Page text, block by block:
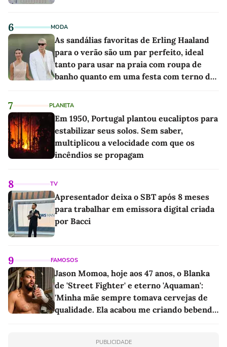
6 MODA
As sandálias favoritas de Erling Haaland
para o verão são um par perfeito, ideal
tanto para usar na praia com roupa de
banho quanto em uma festa com terno de
7 PLANETA
Em 1950, Portugal plantou eucaliptos para
estabilizar seus solos. Sem saber,
multiplicou a velocidade com que os
incêndios se propagam
8 TV
Apresentador deixa o SBT após 8 meses
para trabalhar em emissora digital criada
por Bacci
9 FAMOSOS
Jason Momoa, hoje aos 47 anos, o Blanka
de 'Street Fighter' e eterno 'Aquaman':
'Minha mãe sempre tomava cervejas de
qualidade. Ela acabou me criando bebendo
PUBLICIDADE